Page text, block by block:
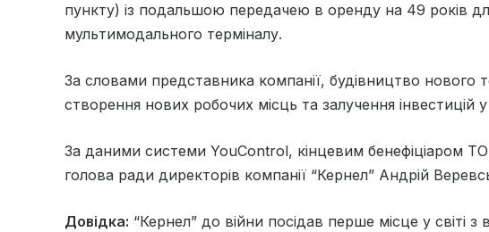
пункту) із подальшою передачею в оренду на 49 років
мультимодального терміналу.
За словами представника компанії, будівництво нового
створення нових робочих місць та залучення інвестицій
За даними системи YouControl, кінцевим бенефіціаром
голова ради директорів компанії “Кернел” Андрій
Довідка: “Кернел” до війни посідав перше місце у світі